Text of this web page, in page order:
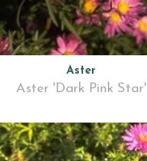
Aster
Aster 'Dark Pink Star'